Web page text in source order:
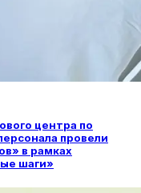
центра по
провели
в рамках
шаги»